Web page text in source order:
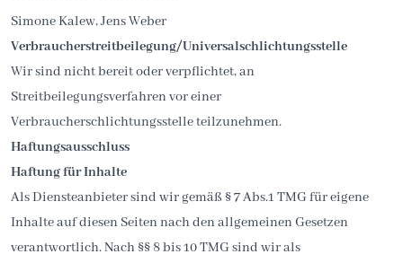
Simone Kalew, Jens Weber
Verbraucher­streit­beilegung/Universal­schlichtungs­stelle
Wir sind nicht bereit oder verpflichtet, an
Streitbeilegungsverfahren vor einer
Verbraucherschlichtungsstelle teilzunehmen.
Haftungsausschluss
Haftung für Inhalte
Als Diensteanbieter sind wir gemäß § 7 Abs.1 TMG für eigene
Inhalte auf diesen Seiten nach den allgemeinen Gesetzen
verantwortlich. Nach §§ 8 bis 10 TMG sind wir als